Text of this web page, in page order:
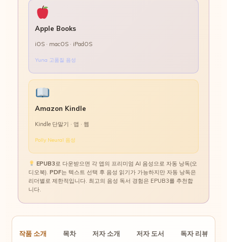
Apple Books
iOS · macOS · iPadOS
Yuna 고품질 음성
Amazon Kindle
Kindle 단말기 · 앱 · 웹
Polly Neural 음성
EPUB3로 다운받으면 각 앱의 프리미엄 AI 음성으로 자동 낭독(오
디오북).PDF는 텍스트 선택 후 음성 읽기가 가능하지만 자동 낭독은
리더별로 제한적입니다. 최고의 음성 독서 경험은 EPUB3를 추천합
니다.
작품 소개 목차 저자 소개 저자 도서 독자 리뷰